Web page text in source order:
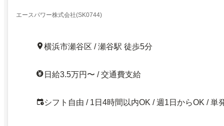
エースパワー株式会社(SK0744)
横浜市瀬谷区 / 瀬谷駅 徒歩5分
日給3.5万円〜 / 交通費支給
シフト自由 / 1日4時間以内OK / 週1日からOK / 単